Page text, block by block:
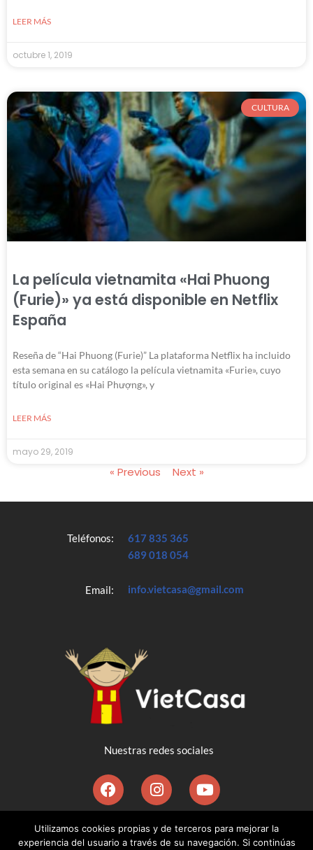
LEER MÁS
octubre 1, 2019
CULTURA
La película vietnamita «Hai Phuong
(Furie)» ya está disponible en Netflix
España
Reseña de “Hai Phuong (Furie)” La plataforma Netflix ha incluido
esta semana en su catálogo la película vietnamita «Furie», cuyo
título original es «Hai Phượng», y
LEER MÁS
mayo 29, 2019
« Previous Next »
Teléfonos:
Email:
617 835 365
689 018 054
info.vietcasa@gmail.com
Nuestras redes sociales
©2020 VietCasa Agencia España-Vietnam | Diseñado por
Ernesto Vaca-Pereira
Utilizamos cookies propias y de terceros para mejorar la
experiencia del usuario a través de su navegación. Si continúas